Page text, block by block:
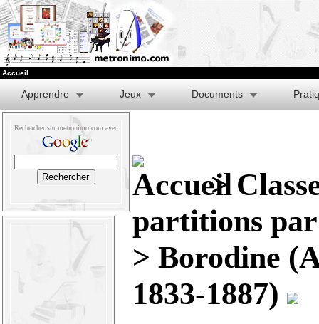
Accueil
Apprendre Jeux Documents
Rechercher sur metronimo.com avec
>
partitions
> Borodine
1833-1887)